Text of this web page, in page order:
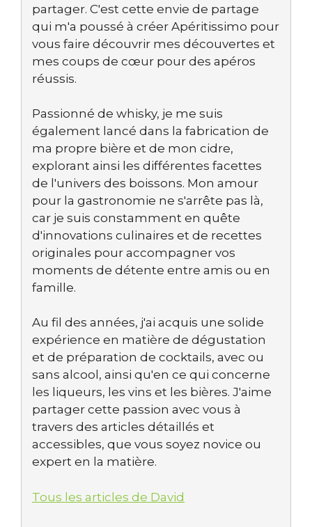
partager. C'est cette envie de partage
qui m'a poussé à créer Apéritissimo pour
vous faire découvrir mes découvertes et
mes coups de cœur pour des apéros
réussis.
Passionné de whisky, je me suis
également lancé dans la fabrication de
ma propre bière et de mon cidre,
explorant ainsi les différentes facettes
de l'univers des boissons. Mon amour
pour la gastronomie ne s'arrête pas là,
car je suis constamment en quête
d'innovations culinaires et de recettes
originales pour accompagner vos
moments de détente entre amis ou en
famille.
Au fil des années, j'ai acquis une solide
expérience en matière de dégustation
et de préparation de cocktails, avec ou
sans alcool, ainsi qu'en ce qui concerne
les liqueurs, les vins et les bières. J'aime
partager cette passion avec vous à
travers des articles détaillés et
accessibles, que vous soyez novice ou
expert en la matière.
Tous les articles de David